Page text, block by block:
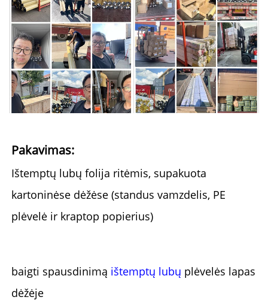
Pakavimas:
Ištemptų lubų folija ritėmis, supakuota
kartoninėse dėžėse (standus vamzdelis, PE
plėvelė ir kraptop popierius)
baigti spausdinimą ištemptų lubų plėvelės lapas
dėžėje